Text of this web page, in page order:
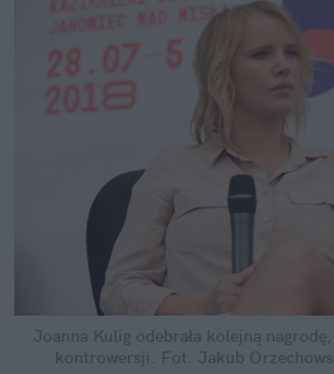
Joanna Kulig odebrała kolejną
kontrowersji. Fot. Jakub